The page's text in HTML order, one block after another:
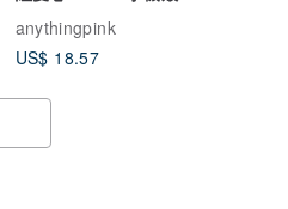
星手機殼
anythingpink
US$ 18.57